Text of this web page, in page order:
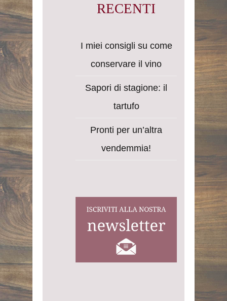
RECENTI
I miei consigli su come
conservare il vino
Sapori di stagione: il
tartufo
Pronti per un’altra
vendemmia!